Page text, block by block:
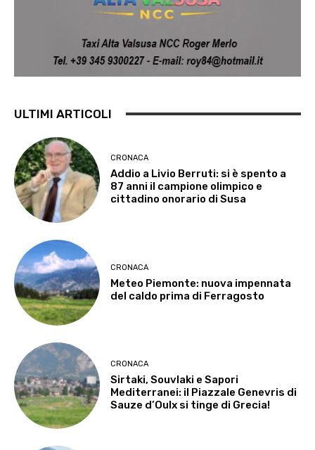
ULTIMI ARTICOLI
CRONACA
Addio a Livio Berruti: si è spento a
87 anni il campione olimpico e
cittadino onorario di Susa
CRONACA
Meteo Piemonte: nuova impennata
del caldo prima di Ferragosto
CRONACA
Sirtaki, Souvlaki e Sapori
Mediterranei: il Piazzale Genevris di
Sauze d’Oulx si tinge di Grecia!